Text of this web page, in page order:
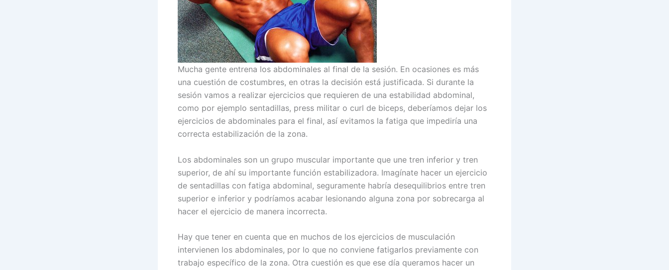
Mucha gente entrena los abdominales al final de la sesión. En ocasiones es más
una cuestión de costumbres, en otras la decisión está justificada. Si durante la
sesión vamos a realizar ejercicios que requieren de una estabilidad abdominal,
como por ejemplo sentadillas, press militar o curl de biceps, deberíamos dejar los
ejercicios de abdominales para el final, así evitamos la fatiga que impediría una
correcta estabilización de la zona.
Los abdominales son un grupo muscular importante que une tren inferior y tren
superior, de ahí su importante función estabilizadora. Imagínate hacer un ejercicio
de sentadillas con fatiga abdominal, seguramente habría desequilibrios entre tren
superior e inferior y podríamos acabar lesionando alguna zona por sobrecarga al
hacer el ejercicio de manera incorrecta.
Hay que tener en cuenta que en muchos de los ejercicios de musculación
intervienen los abdominales, por lo que no conviene fatigarlos previamente con
trabajo específico de la zona. Otra cuestión es que ese día queramos hacer un